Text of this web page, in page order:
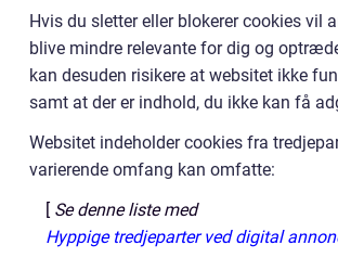
Hvis du sletter eller blokerer cookies vil
blive mindre relevante for dig og
kan desuden risikere at websitet ikke
samt at der er indhold, du ikke kan få
Websitet indeholder cookies fra
varierende omfang kan omfatte:
[ Se denne liste med
Hyppige tredjeparter ved digital